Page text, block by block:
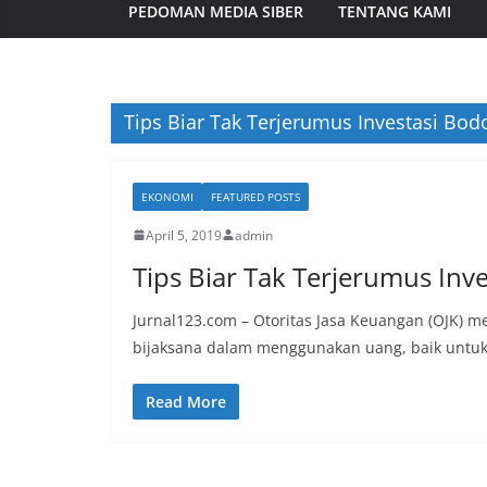
PEDOMAN MEDIA SIBER TENTANG KAMI
Tips Biar Tak Terjerumus Investasi
EKONOMI FEATURED POSTS
April 5, 2019 admin
Tips Biar Tak Terjerumus
Jurnal123.com – Otoritas Jasa Keuangan
bijaksana dalam menggunakan uang, baik
Read More